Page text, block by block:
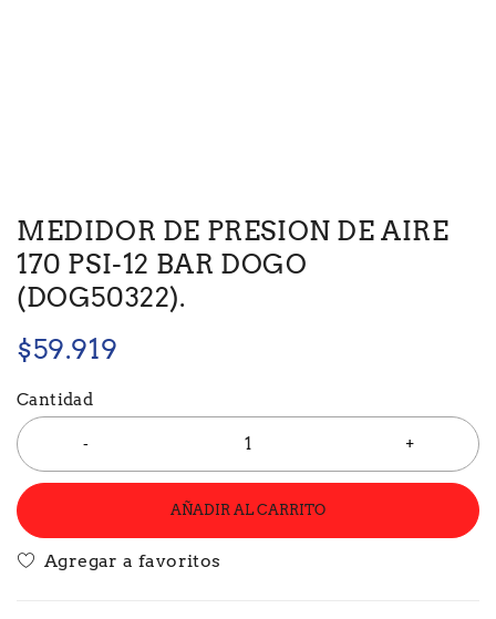
MEDIDOR DE PRESION DE AIRE
170 PSI-12 BAR DOGO
(DOG50322).
$59.919
Cantidad
AÑADIR AL CARRITO